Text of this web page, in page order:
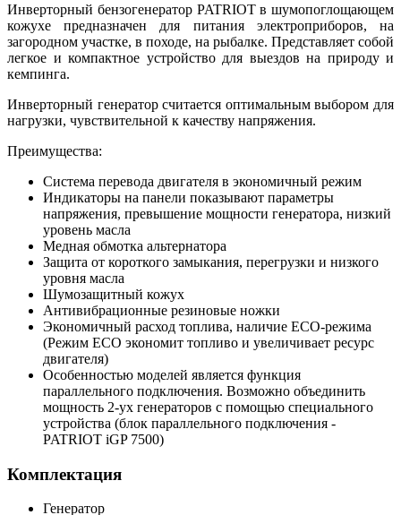
Инверторный бензогенератор PATRIOT в шумопоглощающем
кожухе предназначен для питания электроприборов, на
загородном участке, в походе, на рыбалке. Представляет собой
легкое и компактное устройство для выездов на природу и
кемпинга.
Инверторный генератор считается оптимальным выбором для
нагрузки, чувствительной к качеству напряжения.
Преимущества:
Система перевода двигателя в экономичный режим
Индикаторы на панели показывают параметры
напряжения, превышение мощности генератора, низкий
уровень масла
Медная обмотка альтернатора
Защита от короткого замыкания, перегрузки и низкого
уровня масла
Шумозащитный кожух
Антивибрационные резиновые ножки
Экономичный расход топлива, наличие ECO-режима
(Режим ECO экономит топливо и увеличивает ресурс
двигателя)
Особенностью моделей является функция
параллельного подключения. Возможно объединить
мощность 2-ух генераторов с помощью специального
устройства (блок параллельного подключения -
PATRIOT iGP 7500)
Комплектация
Генератор